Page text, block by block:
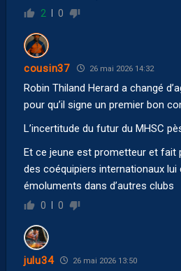
2 0
cousin37 26 mai 2026 14:32
Robin Thiland Herard a changé
pour qu’il signe un premier bon
L’incertitude du futur du MHSC
Et ce jeune est prometteur et fait
des coéquipiers internationaux lui
émoluments dans d’autres clubs
0 0
julu34 26 mai 2026 13:50